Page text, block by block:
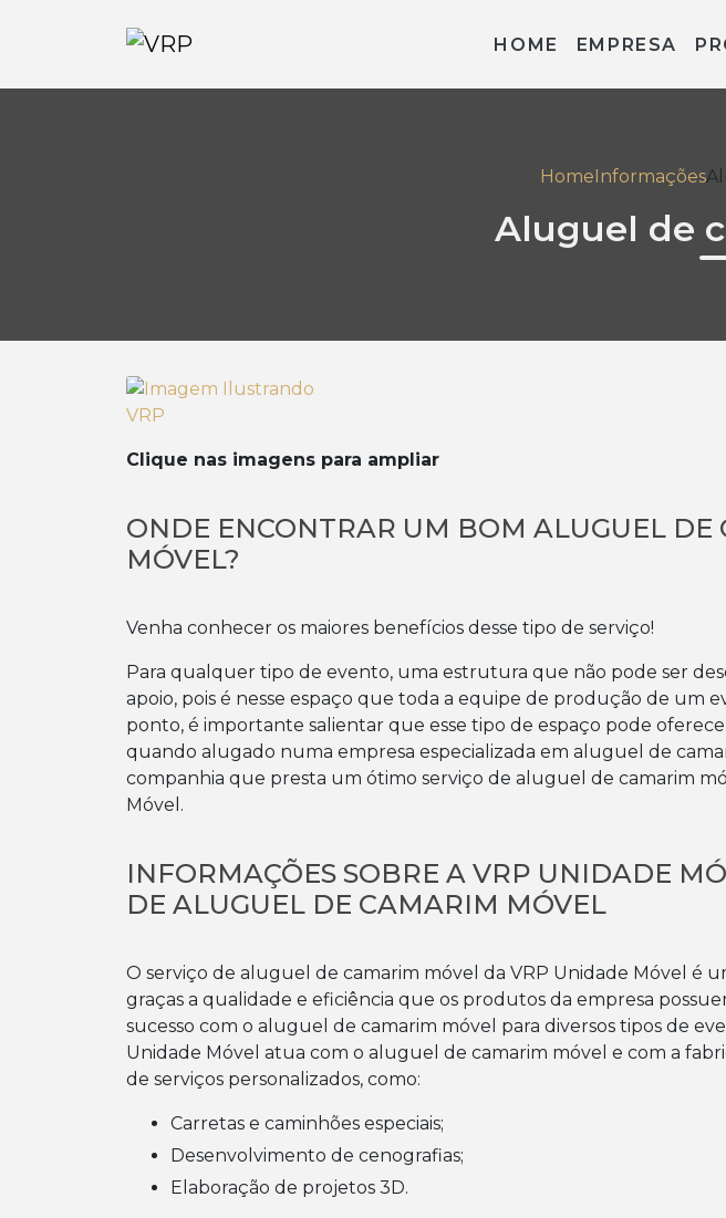
HOME EMPRESA
HomeInformações
Aluguel de
Clique nas imagens para ampliar
ONDE ENCONTRAR UM BOM ALUGUEL DE
MÓVEL?
Venha conhecer os maiores benefícios desse tipo de serviço!
Para qualquer tipo de evento, uma estrutura que não pode ser
apoio, pois é nesse espaço que toda a equipe de produção de um
ponto, é importante salientar que esse tipo de espaço pode
quando alugado numa empresa especializada em aluguel de
companhia que presta um ótimo serviço de aluguel de camarim
Móvel.
INFORMAÇÕES SOBRE A VRP UNIDADE
DE ALUGUEL DE CAMARIM MÓVEL
O serviço de aluguel de camarim móvel da VRP Unidade Móvel é
graças a qualidade e eficiência que os produtos da empresa
sucesso com o aluguel de camarim móvel para diversos tipos de
Unidade Móvel atua com o aluguel de camarim móvel e com a
de serviços personalizados, como:
Carretas e caminhões especiais;
Desenvolvimento de cenografias;
Elaboração de projetos 3D.